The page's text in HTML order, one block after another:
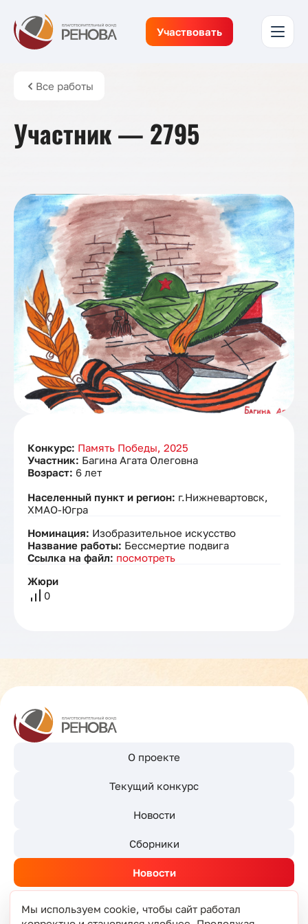
Участвовать
Все работы
Участник — 2795
Конкурс: Память Победы, 2025
Участник: Багина Агата Олеговна
Возраст: 6 лет
Населенный пункт и регион: г.Нижневартовск,
ХМАО-Югра
Номинация: Изобразительное искусство
Название работы: Бессмертие подвига
Ссылка на файл: посмотреть
Жюри
0
О проекте
Текущий конкурс
Новости
Сборники
Новости
Мы используем cookie, чтобы сайт работал